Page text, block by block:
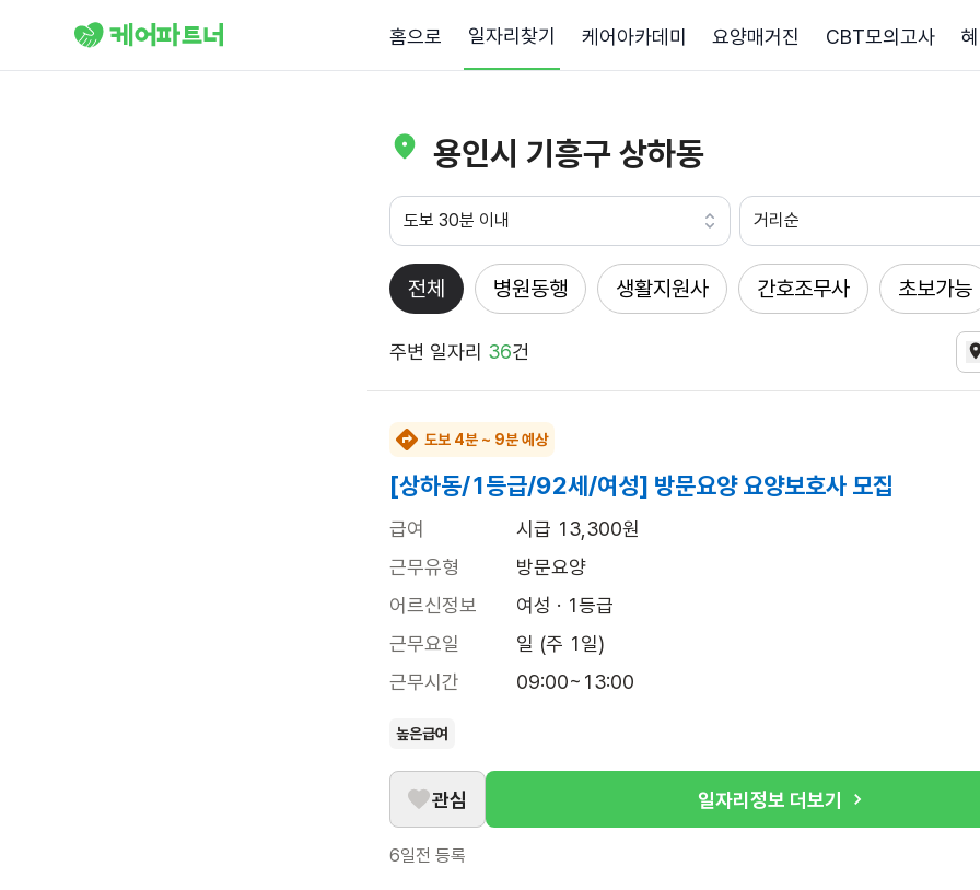
홈으로 일자리찾기 케어아카데미 요양매거진 CBT모의고사
용인시 기흥구 상하동
도보 30분 이내 거리순
전체 병원동행 생활지원사 간호조무사 초보가능
주변 일자리 36건
도보 4분 ~ 9분 예상
[상하동/1등급/92세/여성] 방문요양 요양보호사 모집
급여
시급 13,300원
근무유형
방문요양
어르신정보
여성 · 1등급
근무요일
일 (주 1일)
근무시간
09:00~13:00
높은급여
관심 일자리정보 더보기
6일전 등록